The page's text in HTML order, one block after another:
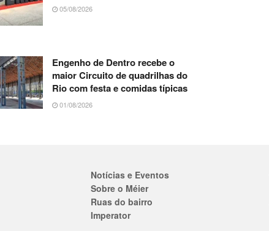
05/08/2026
Engenho de Dentro recebe o
maior Circuito de quadrilhas do
Rio com festa e comidas típicas
01/08/2026
Notícias e Eventos
Sobre o Méier
Ruas do bairro
Imperator